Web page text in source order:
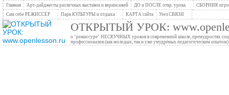
Главная Арт-дайджесты различных выставок и вернисажей ДО и ПОСЛЕ откр. урока
СБОРНИК
Сам себе РЕЖИССЁР
Парк КУЛЬТУРЫ и отдыха КАРТА сайта Узел СВЯЗИ
ОТКРЫТЫЙ УРОК:
о "режиссуре" НЕСКУЧНЫХ уроков в современной школе, премудростях
профессионалов (как молодых, так и уже умудрёных педагогическим опытом)